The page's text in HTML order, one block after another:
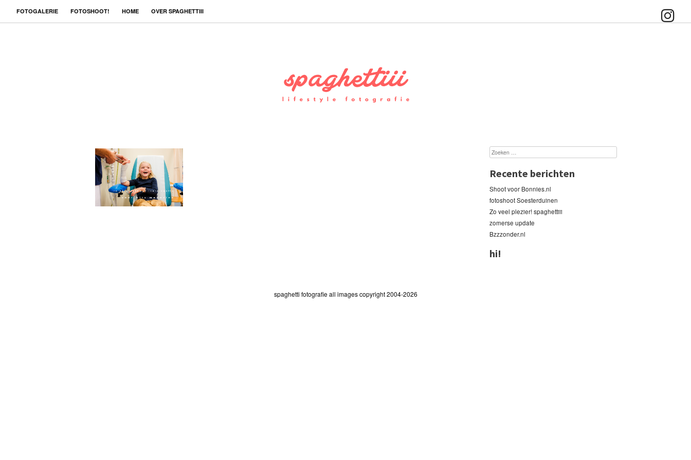
FOTOGALERIE FOTOSHOOT! HOME OVER SPAGHETTIII
Recente berichten
Shoot voor Bonnies.nl
fotoshoot Soesterduinen
Zo veel plezier! spaghettiii
zomerse update
Bzzzonder.nl
hi!
spaghetti fotografie all images copyright 2004-2026